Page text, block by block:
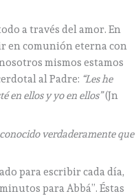
a través del amor. En
en comunión eterna con
mismos estamos
al Padre: “Les he
en ellos y yo en ellos”(Jn
verdaderamente que
para escribir cada día,
para Abbá”. Éstas